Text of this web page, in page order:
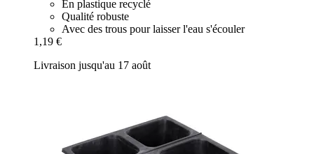
En plastique recyclé
Qualité robuste
Avec des trous pour laisser l'eau s'écouler
1,19 €
Livraison jusqu'au 17 août